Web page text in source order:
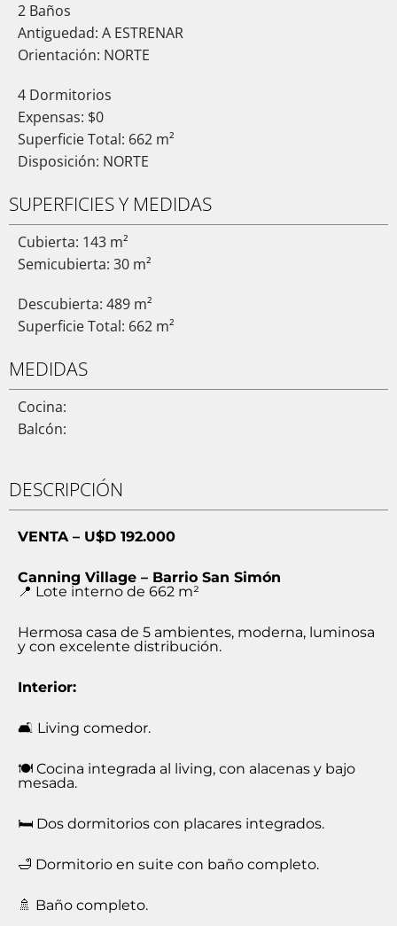
2 Baños
Antiguedad: A ESTRENAR
Orientación: NORTE
4 Dormitorios
Expensas: $0
Superficie Total: 662 m²
Disposición: NORTE
SUPERFICIES Y MEDIDAS
Cubierta: 143 m²
Semicubierta: 30 m²
Descubierta: 489 m²
Superficie Total: 662 m²
MEDIDAS
Cocina:
Balcón:
DESCRIPCIÓN
VENTA – U$D 192.000
Canning Village – Barrio San Simón
📍 Lote interno de 662 m²
Hermosa casa de 5 ambientes, moderna, luminosa
y con excelente distribución.
Interior:
🛋️ Living comedor.
🍽️ Cocina integrada al living, con alacenas y bajo
mesada.
🛏️ Dos dormitorios con placares integrados.
🛁 Dormitorio en suite con baño completo.
🚿 Baño completo.